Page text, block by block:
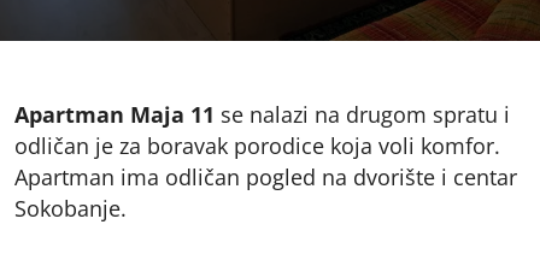
Apartman Maja 11 se nalazi na drugom spratu i
odličan je za boravak porodice koja voli komfor.
Apartman ima odličan pogled na dvorište i centar
Sokobanje.